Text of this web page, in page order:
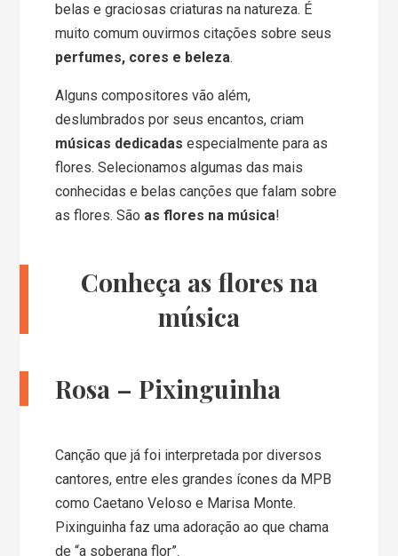
belas e graciosas criaturas na natureza. É
muito comum ouvirmos citações sobre seus
perfumes, cores e beleza.
Alguns compositores vão além,
deslumbrados por seus encantos, criam
músicas dedicadas especialmente para as
flores. Selecionamos algumas das mais
conhecidas e belas canções que falam sobre
as flores. São as flores na música!
Conheça as flores na
música
Rosa – Pixinguinha
Canção que já foi interpretada por diversos
cantores, entre eles grandes ícones da MPB
como Caetano Veloso e Marisa Monte.
Pixinguinha faz uma adoração ao que chama
de “a soberana flor”.